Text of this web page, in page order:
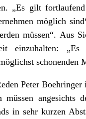
„Es gilt
möglich
müssen“. Aus
einzuhalten:
schonenden
Peter
müssen angesichts
in sehr kurzen